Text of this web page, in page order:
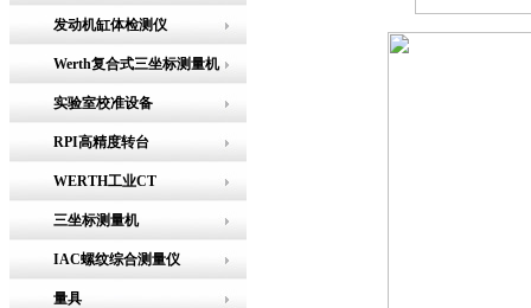
发动机缸体检测仪
Werth复合式三坐标测量机
实验室校准设备
RPI高精度转台
WERTH工业CT
三坐标测量机
IAC螺纹综合测量仪
量具